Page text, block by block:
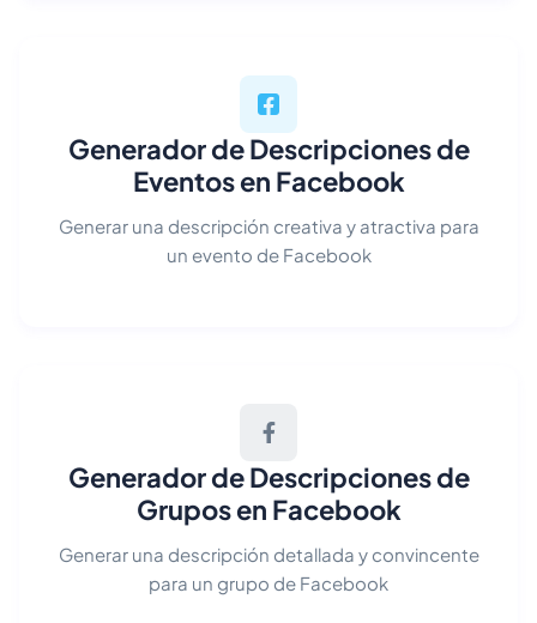
Generador de Descripciones de
Eventos en Facebook
Generar una descripción creativa y atractiva para
un evento de Facebook
Generador de Descripciones de
Grupos en Facebook
Generar una descripción detallada y convincente
para un grupo de Facebook